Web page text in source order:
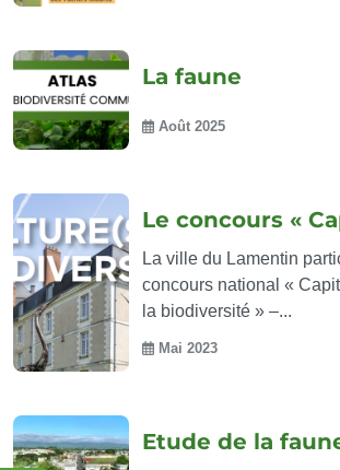
La faune
Août 2025
La ville du Lamentin
concours national «
la biodiversité » –...
Mai 2023
Etude de la